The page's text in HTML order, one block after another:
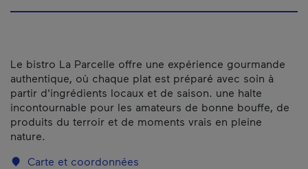
Le bistro La Parcelle offre une expérience gourmande
authentique, où chaque plat est préparé avec soin à
partir d'ingrédients locaux et de saison. une halte
incontournable pour les amateurs de bonne bouffe, de
produits du terroir et de moments vrais en pleine
nature.
Carte et coordonnées